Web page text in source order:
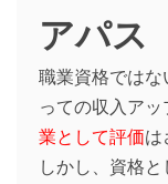
アパス
職業資格ではな
っての収入アッ
業として評価は
しかし、資格と